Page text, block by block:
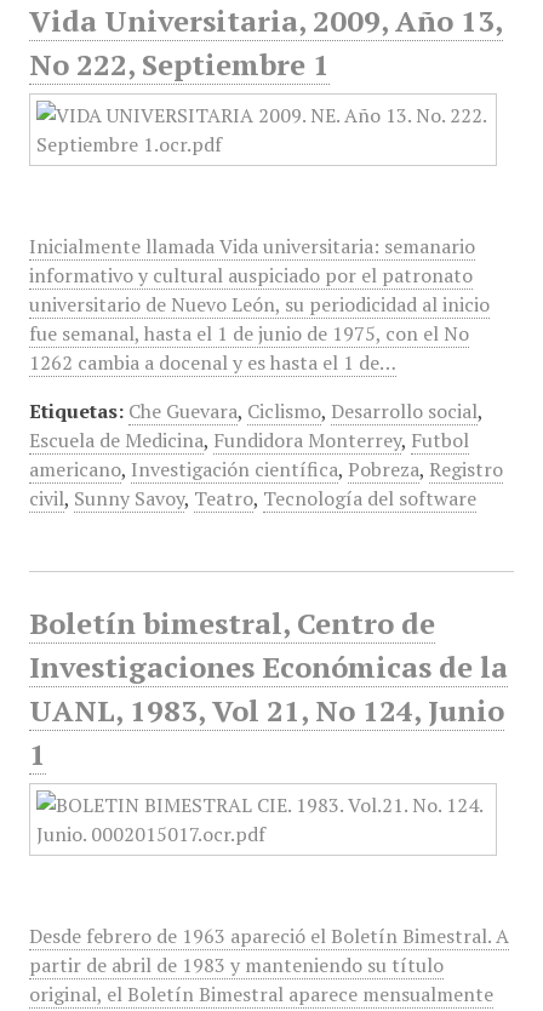
Vida Universitaria, 2009, Año 13,
No 222, Septiembre 1
Inicialmente llamada Vida universitaria: semanario
informativo y cultural auspiciado por el patronato
universitario de Nuevo León, su periodicidad al inicio
fue semanal, hasta el 1 de junio de 1975, con el No
1262 cambia a docenal y es hasta el 1 de…
Etiquetas: Che Guevara, Ciclismo, Desarrollo social,
Escuela de Medicina, Fundidora Monterrey, Futbol
americano, Investigación científica, Pobreza, Registro
civil, Sunny Savoy, Teatro, Tecnología del software
Boletín bimestral, Centro de
Investigaciones Económicas de la
UANL, 1983, Vol 21, No 124, Junio
1
Desde febrero de 1963 apareció el Boletín Bimestral. A
partir de abril de 1983 y manteniendo su título
original, el Boletín Bimestral aparece mensualmente